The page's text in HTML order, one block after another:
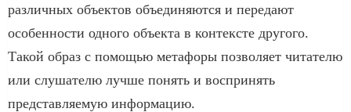
различных объектов объединяются и передают
особенности одного объекта в контексте другого.
Такой образ с помощью метафоры позволяет читателю
или слушателю лучше понять и воспринять
представляемую информацию.